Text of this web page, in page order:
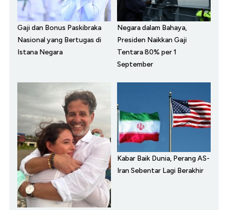
Gaji dan Bonus Paskibraka
Nasional yang Bertugas di
Istana Negara
Negara dalam Bahaya,
Presiden Naikkan Gaji
Tentara 80% per 1
September
Kabar Baik Dunia, Perang AS-
Iran Sebentar Lagi Berakhir